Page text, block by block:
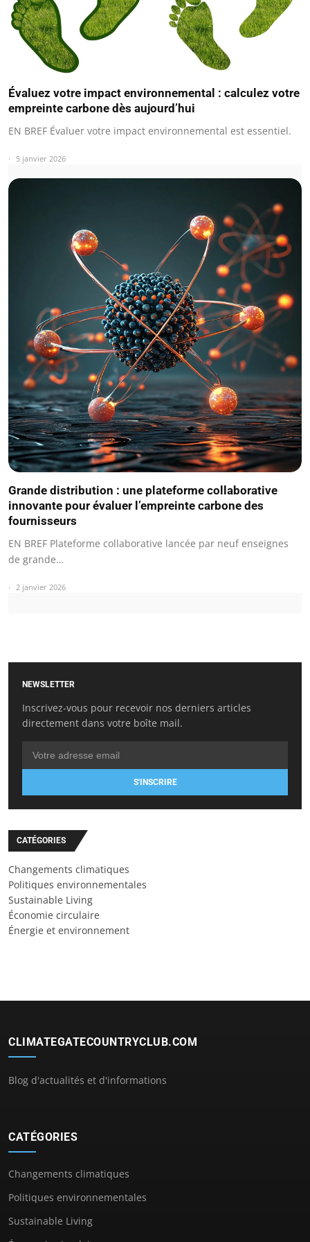
Évaluez votre impact environnemental : calculez votre
empreinte carbone dès aujourd’hui
EN BREF Évaluer votre impact environnemental est essentiel.
5 janvier 2026
Grande distribution : une plateforme collaborative
innovante pour évaluer l’empreinte carbone des
fournisseurs
EN BREF Plateforme collaborative lancée par neuf enseignes
de grande…
2 janvier 2026
NEWSLETTER
Inscrivez-vous pour recevoir nos derniers articles
directement dans votre boîte mail.
S'INSCRIRE
CATÉGORIES
Changements climatiques
Politiques environnementales
Sustainable Living
Économie circulaire
Énergie et environnement
CLIMATEGATECOUNTRYCLUB.COM
Blog d'actualités et d'informations
CATÉGORIES
Changements climatiques
Politiques environnementales
Sustainable Living